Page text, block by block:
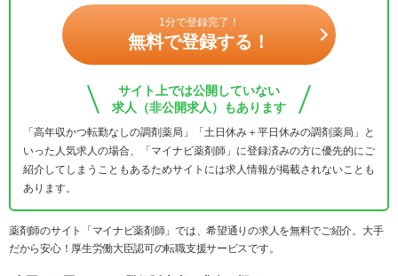
1分で登録完了！
無料で登録する！
サイト上では公開していない
求人（非公開求人）もあります
「高年収かつ転勤なしの調剤薬局」「土日休み＋平日休みの調剤薬局」と
いった人気求人の場合、「マイナビ薬剤師」に登録済みの方に優先的にご
紹介してしまうこともあるためサイトには求人情報が掲載されないことも
あります。
薬剤師のサイト「マイナビ薬剤師」では、希望通りの求人を無料でご紹介。大手
だから安心！厚生労働大臣認可の転職支援サービスです。